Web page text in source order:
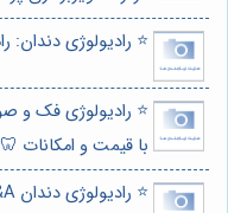
⭐️ رادیولوژی دندان:
⭐️ رادیولوژی فک و
با قیمت و امکانات 🦷